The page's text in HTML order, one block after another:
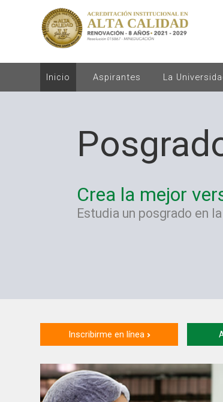
Inicio Aspirantes La
Crea la mejor
Estudia un posgrado en
Inscribirme en línea